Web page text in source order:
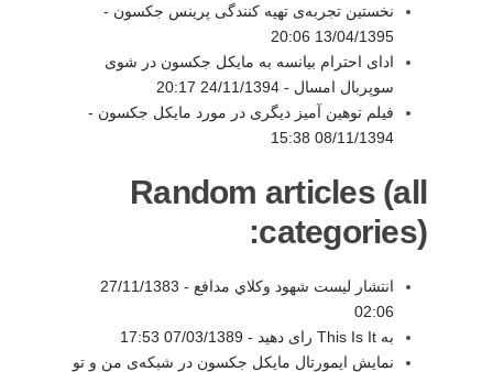
نخستین تجربه‌ی تهیه کنندگی پرینس جکسون -
13/04/1395 20:06
ادای احترام بیانسه به مایکل جکسون در شوی
سوپربال امسال - 24/11/1394 20:17
فیلم توهین آمیز دیگری در مورد مایکل جکسون -
08/11/1394 15:38
Random articles (all
categories):
انتشار ليست شهود وكلاي مدافع - 27/11/1383
02:06
به This Is It رای دهید -
07/03/1389 17:53
نمایش ایمورتال مایکل جکسون در شبکه‌ی من و تو